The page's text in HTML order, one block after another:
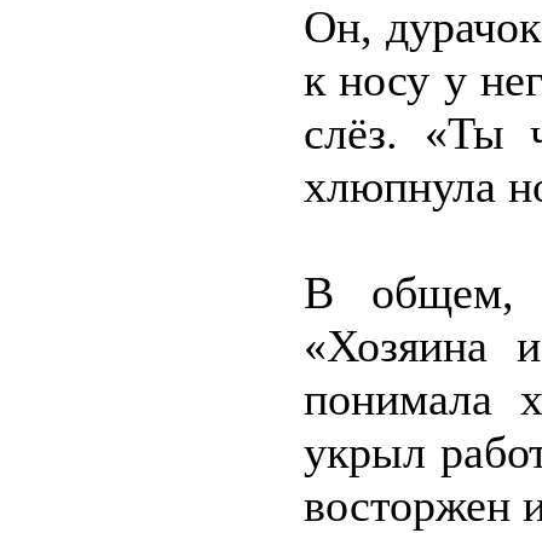
Он,
к носу у
слёз. «Ты
хлюпнула
В общем,
«Хозяина
понимала
укрыл
восторжен